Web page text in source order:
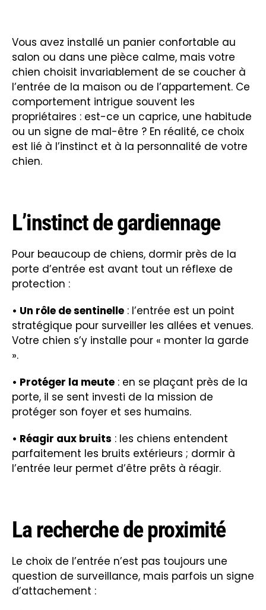
Vous avez installé un panier confortable au
salon ou dans une pièce calme, mais votre
chien choisit invariablement de se coucher à
l’entrée de la maison ou de l’appartement. Ce
comportement intrigue souvent les
propriétaires : est-ce un caprice, une habitude
ou un signe de mal-être ? En réalité, ce choix
est lié à l’instinct et à la personnalité de votre
chien.
L’instinct de gardiennage
Pour beaucoup de chiens, dormir près de la
porte d’entrée est avant tout un réflexe de
protection :
• Un rôle de sentinelle : l’entrée est un point
stratégique pour surveiller les allées et venues.
Votre chien s’y installe pour « monter la garde
».
• Protéger la meute : en se plaçant près de la
porte, il se sent investi de la mission de
protéger son foyer et ses humains.
• Réagir aux bruits : les chiens entendent
parfaitement les bruits extérieurs ; dormir à
l’entrée leur permet d’être prêts à réagir.
La recherche de proximité
Le choix de l’entrée n’est pas toujours une
question de surveillance, mais parfois un signe
d’attachement :